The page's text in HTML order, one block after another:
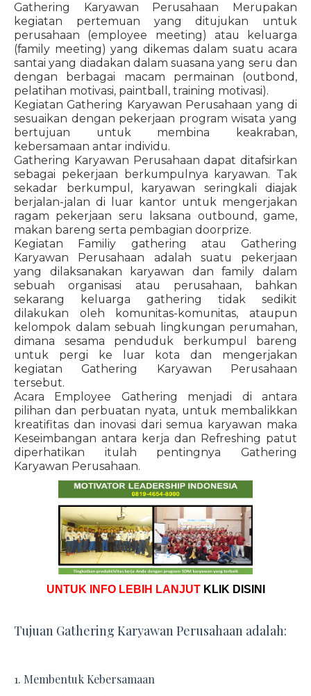
Gathering Karyawan Perusahaan Merupakan
kegiatan pertemuan yang ditujukan untuk
perusahaan (employee meeting) atau keluarga
(family meeting) yang dikemas dalam suatu acara
santai yang diadakan dalam suasana yang seru dan
dengan berbagai macam permainan (outbond,
pelatihan motivasi, paintball, training motivasi).
Kegiatan Gathering Karyawan Perusahaan yang di
sesuaikan dengan pekerjaan program wisata yang
bertujuan untuk membina keakraban,
kebersamaan antar individu.
Gathering Karyawan Perusahaan dapat ditafsirkan
sebagai pekerjaan berkumpulnya karyawan. Tak
sekadar berkumpul, karyawan seringkali diajak
berjalan-jalan di luar kantor untuk mengerjakan
ragam pekerjaan seru laksana outbound, game,
makan bareng serta pembagian doorprize.
Kegiatan Familiy gathering atau Gathering
Karyawan Perusahaan adalah suatu pekerjaan
yang dilaksanakan karyawan dan family dalam
sebuah organisasi atau perusahaan, bahkan
sekarang keluarga gathering tidak sedikit
dilakukan oleh komunitas-komunitas, ataupun
kelompok dalam sebuah lingkungan perumahan,
dimana sesama penduduk berkumpul bareng
untuk pergi ke luar kota dan mengerjakan
kegiatan Gathering Karyawan Perusahaan
tersebut.
Acara Employee Gathering menjadi di antara
pilihan dan perbuatan nyata, untuk membalikkan
kreatifitas dan inovasi dari semua karyawan maka
Keseimbangan antara kerja dan Refreshing patut
diperhatikan itulah pentingnya Gathering
Karyawan Perusahaan.
UNTUK INFO LEBIH LANJUT KLIK DISINI
Tujuan Gathering Karyawan Perusahaan adalah:
1. Membentuk Kebersamaan